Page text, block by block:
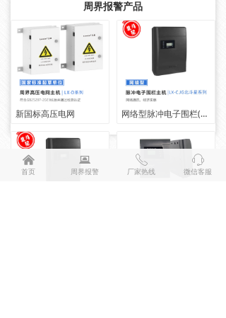
新国标高压电网 网络型脉冲电子围栏(双防区LX-CJG8W)
周界报警产品
낀
首页
뀵
周界报警
ꂅ
厂家热线
ꁱ
微信客服